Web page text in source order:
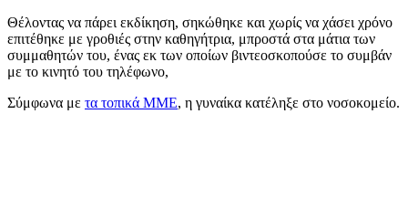
Θέλοντας να πάρει εκδίκηση, σηκώθηκε και χωρίς να χάσει χρόνο
επιτέθηκε με γροθιές στην καθηγήτρια, μπροστά στα μάτια των
συμμαθητών του, ένας εκ των οποίων βιντεοσκοπούσε το συμβάν
με το κινητό του τηλέφωνο,
Σύμφωνα με τα τοπικά ΜΜΕ, η γυναίκα κατέληξε στο νοσοκομείο.